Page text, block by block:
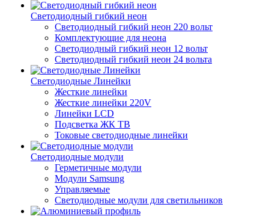
Светодиодный гибкий неон
Светодиодный гибкий неон 220 вольт
Комплектующие для неона
Светодиодный гибкий неон 12 вольт
Светодиодный гибкий неон 24 вольта
Светодиодные Линейки
Жесткие линейки
Жесткие линейки 220V
Линейки LCD
Подсветка ЖК ТВ
Токовые светодиодные линейки
Светодиодные модули
Герметичные модули
Модули Samsung
Управляемые
Светодиодные модули для светильников